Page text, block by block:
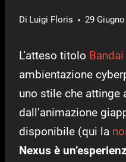
Di Luigi Floris 29
L’atteso titolo
ambientazione
uno stile che attinge
dall’animazione
disponibile (qui la
Nexus è